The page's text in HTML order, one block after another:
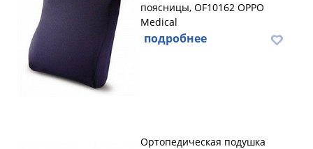
поясницы, OF10162 OPPO
Medical
подробнее
Ортопедическая подушка